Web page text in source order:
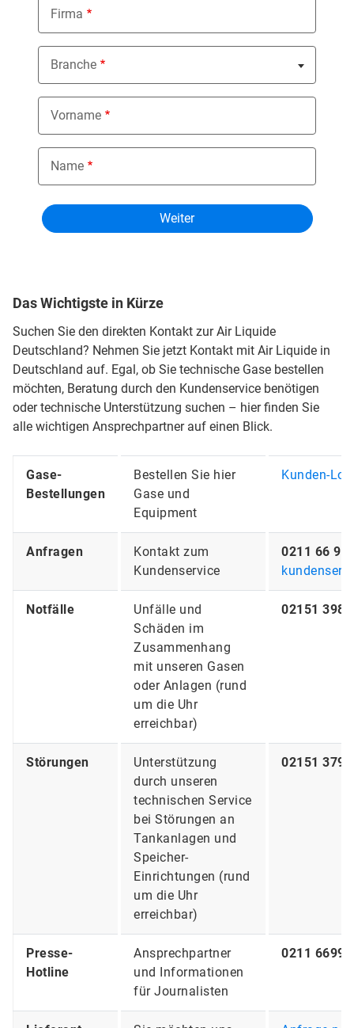
Das Wichtigste in Kürze
Suchen Sie den direkten Kontakt zur Air Liquide
Deutschland? Nehmen Sie jetzt Kontakt mit Air Liquide in
Deutschland auf. Egal, ob Sie technische Gase bestellen
möchten, Beratung durch den Kundenservice benötigen
oder technische Unterstützung suchen – hier finden Sie
alle wichtigen Ansprechpartner auf einen Blick.
Gase-
Bestellungen
Bestellen Sie hier
Gase und
Equipment
Kunden-
Anfragen
Kontakt zum
Kundenservice
0211 66 99
Notfälle
Unfälle und
Schäden im
Zusammenhang
mit unseren Gasen
oder Anlagen (rund
um die Uhr
erreichbar)
02151 398
Störungen
Unterstützung
durch unseren
technischen Service
bei Störungen an
Tankanlagen und
Speicher-
Einrichtungen (rund
um die Uhr
erreichbar)
02151 379
Presse-
Hotline
Ansprechpartner
und Informationen
für Journalisten
0211 6699
Firma
Branche
Nothing selected
Vorname
Name